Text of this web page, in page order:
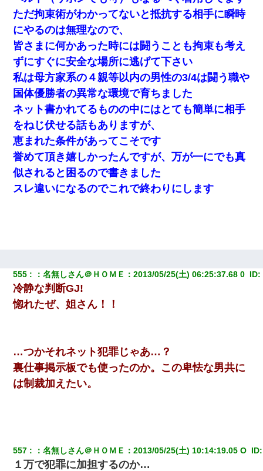
ただ拘束術がわかってないと抵抗する相手に瞬時
にやるのは無理なので、
皆さまに何かあった時には闘うことも拘束も考え
ずにすぐに安全な場所に逃げて下さい
私は母方家系の４親等以内の男性の3/4は闘う職や
国体優勝者の異常な環境で育ちました
ネット書かれてるものの中にはとても簡単に相手
をねじ伏せる話もありますが、
恵まれた条件があってこそです
誉めて頂き嬉しかったんですが、万が一にでも真
似されると困るので書きました
スレ違いになるのでこれで終わりにします
555 ：名無しさん＠ＨＯＭＥ ：2013/05/25(土) 06:25:37.68 0 ID:
冷静な判断GJ!
惚れたぜ、姐さん！！
…つかそれネット犯罪じゃあ…？
裏仕事掲示板でも使ったのか。この卑怯な男共に
は制裁加えたい。
557 ：名無しさん＠ＨＯＭＥ ：2013/05/25(土) 10:14:19.05 O ID:
１万で犯罪に加担するのか…